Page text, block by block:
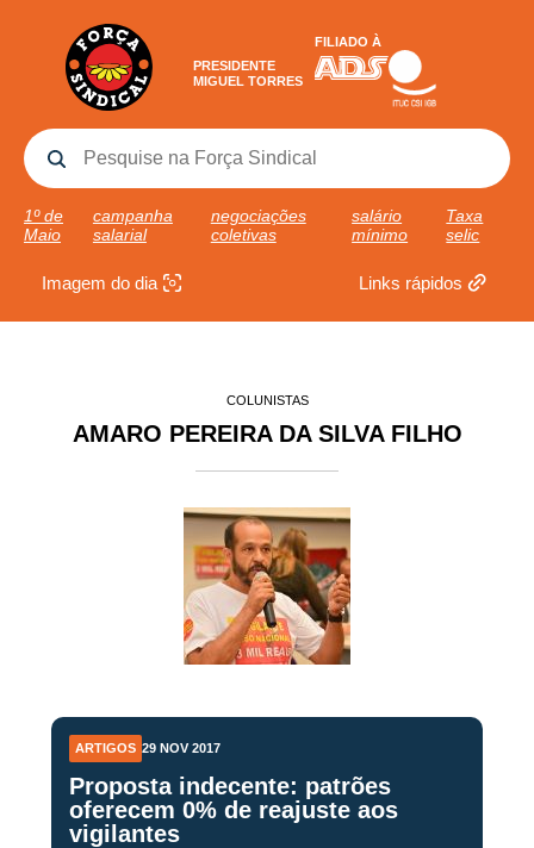
PRESIDENTE
MIGUEL TORRES
FILIADO À
1º de
Maio
campanha
salarial
negociações
coletivas
salário
mínimo
Taxa
selic
Imagem do dia Links rápidos
COLUNISTAS
AMARO PEREIRA DA SILVA FILHO
ARTIGOS 29 NOV 2017
Proposta indecente: patrões
oferecem 0% de reajuste aos
vigilantes